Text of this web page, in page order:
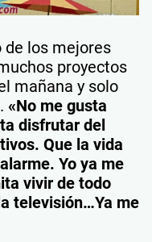
de los mejores
proyectos
mañana y solo
«No me gusta
disfrutar del
Que la vida
Yo ya me
vivir de todo
televisión…Ya me